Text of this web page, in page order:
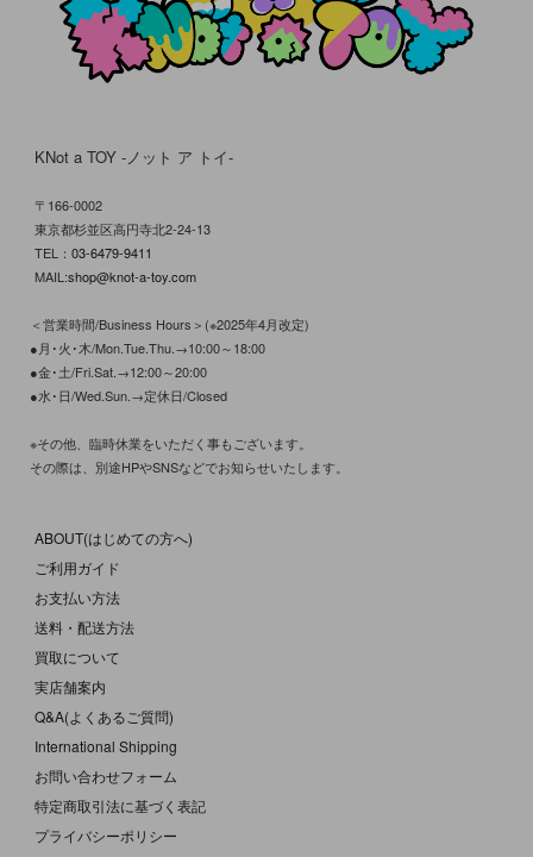
KNot a TOY -ノット ア トイ-
〒166-0002
東京都杉並区高円寺北2-24-13
TEL： 03-6479-9411
MAIL:shop@knot-a-toy.com
＜営業時間/Business Hours＞(※2025年4月改定)
●月･火･木/Mon.Tue.Thu.→10:00～18:00
●金･土/Fri.Sat.→12:00～20:00
●水･日/Wed.Sun.→定休日/Closed
※その他、臨時休業をいただく事もございます。
その際は、別途HPやSNSなどでお知らせいたします。
ABOUT(はじめての方へ)
ご利用ガイド
お支払い方法
送料・配送方法
買取について
実店舗案内
Q&A(よくあるご質問)
International Shipping
お問い合わせフォーム
特定商取引法に基づく表記
プライバシーポリシー